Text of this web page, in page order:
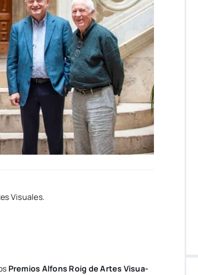
Visua­les.
Pre­mios Alfons Roig de Artes Visua­